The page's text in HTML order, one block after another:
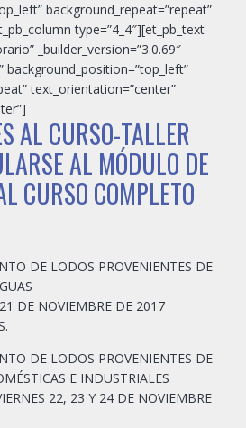
background_repeat=”repeat”
type=”4_4″][et_pb_text
_builder_version=”3.0.69″
background_position=”top_left”
text_orientation=”center”
AL CURSO-TALLER
AL MÓDULO DE
CURSO COMPLETO
DE LODOS PROVENIENTES DE
DE NOVIEMBRE DE 2017
DE LODOS PROVENIENTES DE
E INDUSTRIALES
22, 23 Y 24 DE NOVIEMBRE